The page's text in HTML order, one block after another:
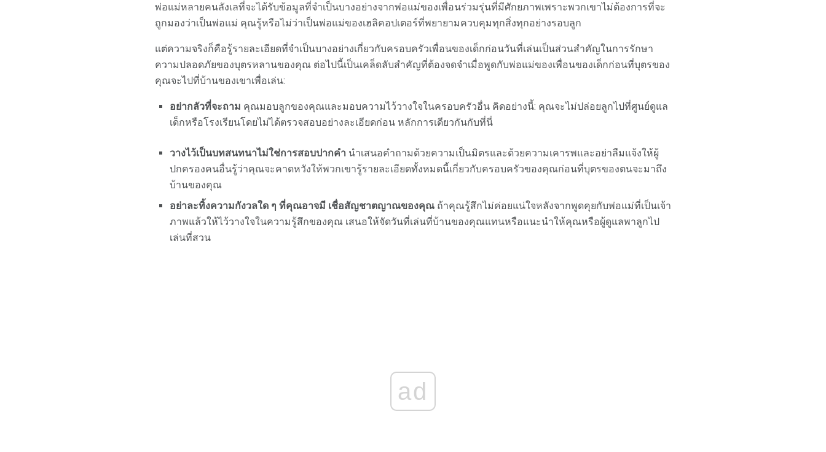
พ่อแม่หลายคนลังเลที่จะได้รับข้อมูลที่จำเป็นบางอย่างจากพ่อแม่ของเพื่อนร่วมรุ่นที่มีศักยภาพเพราะพวกเขาไม่ต้องการที่จะ
ถูกมองว่าเป็นพ่อแม่ คุณรู้หรือไม่ว่าเป็นพ่อแม่ของเฮลิคอปเตอร์ที่พยายามควบคุมทุกสิ่งทุกอย่างรอบลูก
แต่ความจริงก็คือรู้รายละเอียดที่จำเป็นบางอย่างเกี่ยวกับครอบครัวเพื่อนของเด็กก่อนวันที่เล่นเป็นส่วนสำคัญในการรักษา
ความปลอดภัยของบุตรหลานของคุณ ต่อไปนี้เป็นเคล็ดลับสำคัญที่ต้องจดจำเมื่อพูดกับพ่อแม่ของเพื่อนของเด็กก่อนที่บุตรของ
คุณจะไปที่บ้านของเขาเพื่อเล่น:
อย่ากลัวที่จะถาม คุณมอบลูกของคุณและมอบความไว้วางใจในครอบครัวอื่น คิดอย่างนี้: คุณจะไม่ปล่อยลูกไปที่ศูนย์ดูแล
เด็กหรือโรงเรียนโดยไม่ได้ตรวจสอบอย่างละเอียดก่อน หลักการเดียวกันกับที่นี่
วางไว้เป็นบทสนทนาไม่ใช่การสอบปากคำ นำเสนอคำถามด้วยความเป็นมิตรและด้วยความเคารพและอย่าลืมแจ้งให้ผู้
ปกครองคนอื่นรู้ว่าคุณจะคาดหวังให้พวกเขารู้รายละเอียดทั้งหมดนี้เกี่ยวกับครอบครัวของคุณก่อนที่บุตรของตนจะมาถึง
บ้านของคุณ
อย่าละทิ้งความกังวลใด ๆ ที่คุณอาจมี เชื่อสัญชาตญาณของคุณ ถ้าคุณรู้สึกไม่ค่อยแน่ใจหลังจากพูดคุยกับพ่อแม่ที่เป็นเจ้า
ภาพแล้วให้ไว้วางใจในความรู้สึกของคุณ เสนอให้จัดวันที่เล่นที่บ้านของคุณแทนหรือแนะนำให้คุณหรือผู้ดูแลพาลูกไป
เล่นที่สวน
ad